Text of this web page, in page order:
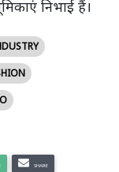
निभाई हैं।
SHARE